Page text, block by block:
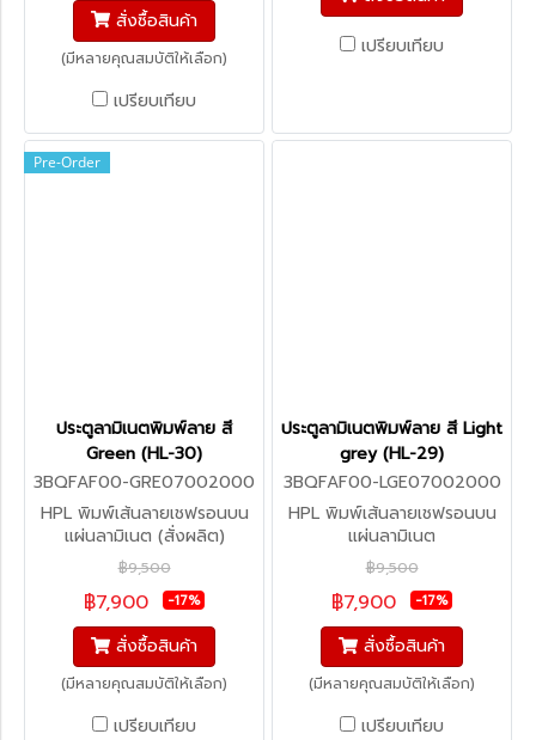
สั่งซื้อสินค้า
(มีหลายคุณสมบัติให้เลือก)
เปรียบเทียบ
เปรียบเทียบ
Pre-Order
ประตูลามิเนตพิมพ์ลาย สี
Green (HL-30)
3BQFAF00-GRE07002000
HPL พิมพ์เส้นลายเชฟรอนบน
แผ่นลามิเนต (สั่งผลิต)
฿9,500
฿7,900 -17%
สั่งซื้อสินค้า
(มีหลายคุณสมบัติให้เลือก)
เปรียบเทียบ
ประตูลามิเนตพิมพ์ลาย สี Light
grey (HL-29)
3BQFAF00-LGE07002000
HPL พิมพ์เส้นลายเชฟรอนบน
แผ่นลามิเนต
฿9,500
฿7,900 -17%
สั่งซื้อสินค้า
(มีหลายคุณสมบัติให้เลือก)
เปรียบเทียบ